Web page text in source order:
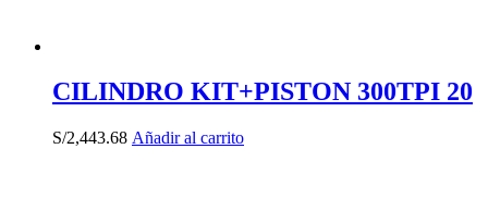
CILINDRO KIT+PISTON 300TPI 20
S/2,443.68 Añadir al carrito